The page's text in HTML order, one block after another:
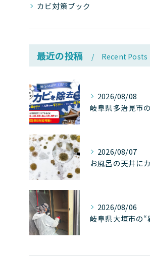
カビ対策ブック
最近の投稿 Recent Posts
2026/08/08
2026/08/07
2026/08/06